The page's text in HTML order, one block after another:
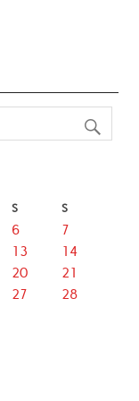
S S
6
7
13
14
20
21
27
28